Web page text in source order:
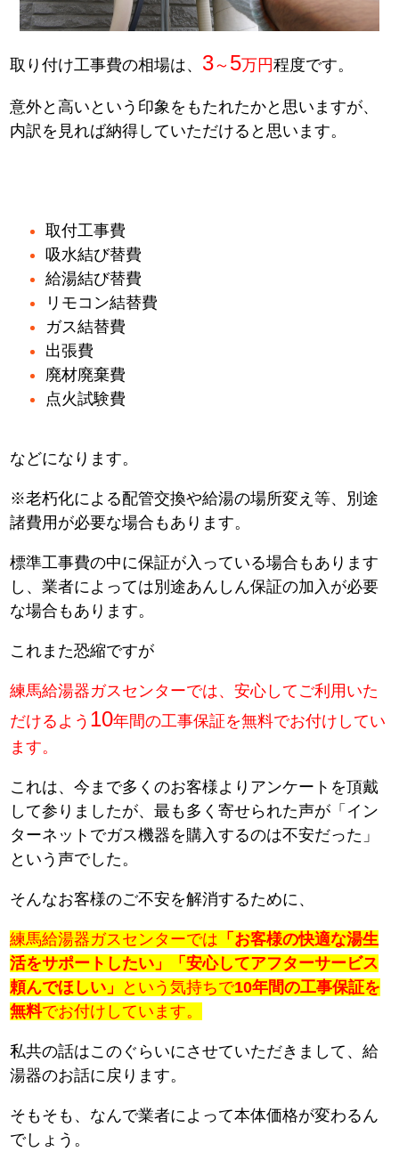
取り付け工事費の相場は、 3～ 5万円程度です。
意外と高いという印象をもたれたかと思いますが、
内訳を見れば納得していただけると思います。
取付工事費
吸水結び替費
給湯結び替費
リモコン結替費
ガス結替費
出張費
廃材廃棄費
点火試験費
などになります。
※老朽化による配管交換や給湯の場所変え等、別途
諸費用が必要な場合もあります。
標準工事費の中に保証が入っている場合もあります
し、業者によっては別途あんしん保証の加入が必要
な場合もあります。
これまた恐縮ですが
練馬給湯器ガスセンターでは、安心してご利用いた
だけるよう 10年間の工事保証を無料でお付けしてい
ます。
これは、今まで多くのお客様よりアンケートを頂戴
して参りましたが、最も多く寄せられた声が「イン
ターネットでガス機器を購入するのは不安だった」
という声でした。
そんなお客様のご不安を解消するために、
練馬給湯器ガスセンターでは 「お客様の快適な湯生
活をサポートしたい」「安心してアフターサービス
頼んでほしい」
という気持ちで10年間の工事保証を
無料でお付けしています。
私共の話はこのぐらいにさせていただきまして、給
湯器のお話に戻ります。
そもそも、なんで業者によって本体価格が変わるん
でしょう。